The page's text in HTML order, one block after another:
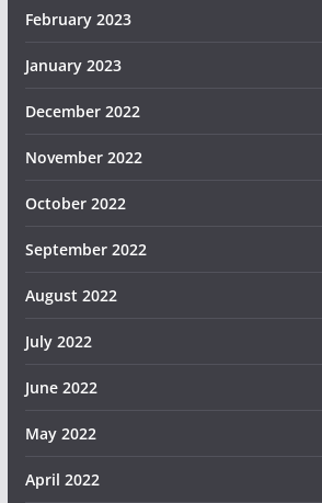
February 2023
January 2023
December 2022
November 2022
October 2022
September 2022
August 2022
July 2022
June 2022
May 2022
April 2022